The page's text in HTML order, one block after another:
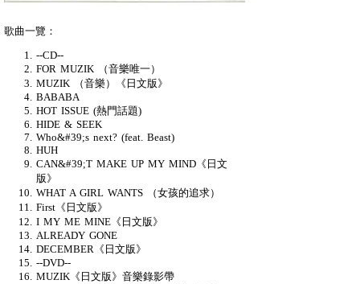
歌曲一覽：
--CD--
FOR MUZIK （音樂唯一）
MUZIK （音樂）《日文版》
BABABA
HOT ISSUE (熱門話題)
HIDE & SEEK
Who&#39;s next? (feat. Beast)
HUH
CAN&#39;T MAKE UP MY MIND《日文
版》
WHAT A GIRL WANTS （女孩的追求）
First《日文版》
I MY ME MINE《日文版》
ALREADY GONE
DECEMBER《日文版》
--DVD--
MUZIK《日文版》音樂錄影帶